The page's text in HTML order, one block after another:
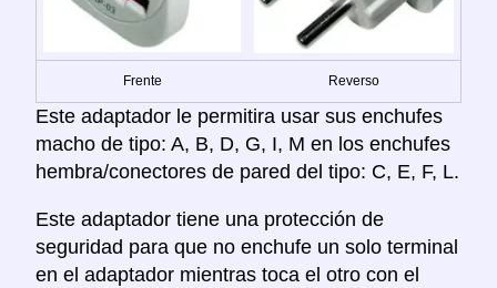
Frente Reverso
Este adaptador le permitira usar sus enchufes
macho de tipo: A, B, D, G, I, M en los enchufes
hembra/conectores de pared del tipo: C, E, F, L.
Este adaptador tiene una protección de
seguridad para que no enchufe un solo terminal
en el adaptador mientras toca el otro con el